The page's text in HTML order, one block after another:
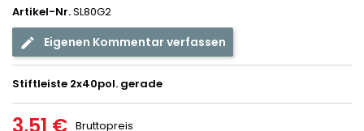
Artikel-Nr.SL80G2
Eigenen Kommentar verfassen
Stiftleiste 2x40pol. gerade
3,51 € Bruttopreis